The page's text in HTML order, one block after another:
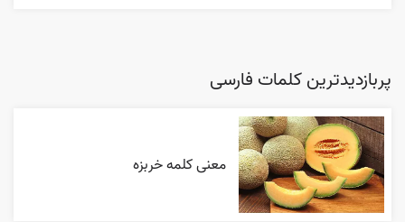
پربازدیدترین کلمات فارسی
معنی کلمه خربزه